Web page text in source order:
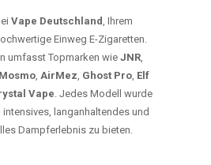
Vape Deutschland, Ihrem
Einweg E-Zigaretten.
umfasst Topmarken wie JNR,
Mosmo, AirMez, Ghost Pro, Elf
Vape. Jedes Modell wurde
langanhaltendes und
Dampferlebnis zu bieten.